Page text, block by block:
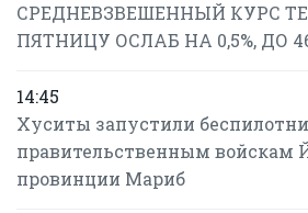
СРЕДНЕВЗВЕШЕННЫЙ КУРС
ПЯТНИЦУ ОСЛАБ НА 0,5%, ДО
14:45
Хуситы запустили
правительственным войскам
провинции Мариб